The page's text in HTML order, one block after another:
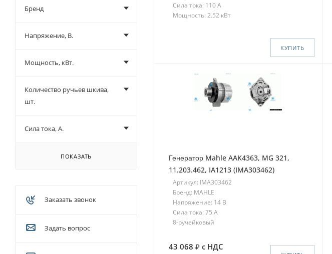
Сила тока: 110 A
Мощность: 2.52 кВт
КУПИТЬ
Генератор Mahle AAK4363, MG 321,
11.203.462, IA1213 (IMA303462)
Артикул: IMA303462
Бренд: MAHLE
Напряжение: 14 В
Сила тока: 75 A
8-ручейковый
43 068 с НДС
Бренд
Напряжение, В.
Мощность, кВт.
Количество ручьев шкива,
шт.
Сила тока, A.
ПОКАЗАТЬ
Заказать звонок
Задать вопрос